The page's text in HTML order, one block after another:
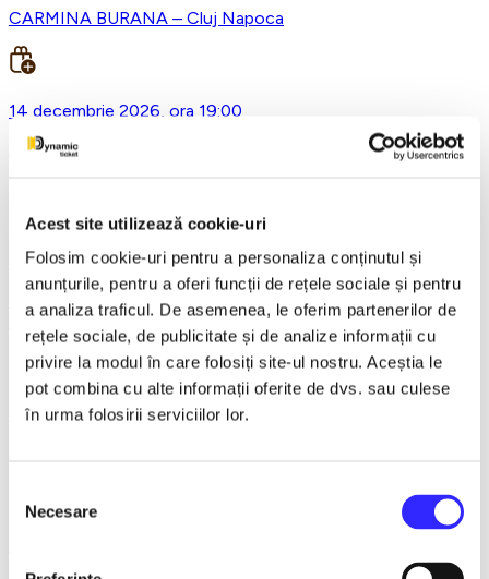
Acest site utilizează cookie-uri
Folosim cookie-uri pentru a personaliza conținutul și
anunțurile, pentru a oferi funcții de rețele sociale și pentru
a analiza traficul. De asemenea, le oferim partenerilor de
rețele sociale, de publicitate și de analize informații cu
privire la modul în care folosiți site-ul nostru. Aceștia le
pot combina cu alte informații oferite de dvs. sau culese
în urma folosirii serviciilor lor.
consimțământului
Necesare
CARMINA BURANA – Cluj Napoca
14 decembrie 2026, ora 19:00
Asta-i ce-am avut de zis..- Horațiu Malaele & Nicu Alifantis -
21 decembrie 2026, ora 20:00
REGAL VIENEZ – CONCERT EXTRAORDINAR DE
CRACIUN - Bacau
18 ianuarie 2027, ora 19:00